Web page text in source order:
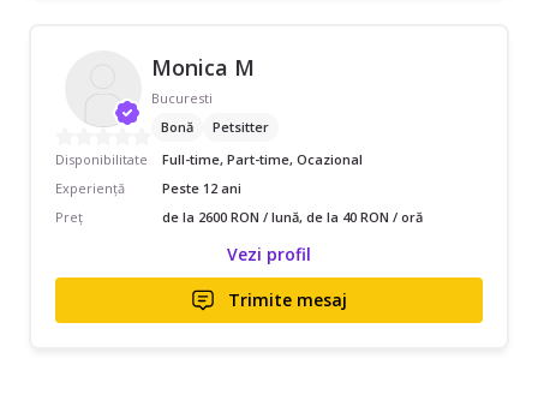
Monica M
Bucuresti
Bonă
Petsitter
Disponibilitate
Full-time, Part-time, Ocazional
Experiență
Peste 12 ani
Preț
de la 2600 RON / lună, de la 40 RON / oră
Vezi profil
Trimite mesaj